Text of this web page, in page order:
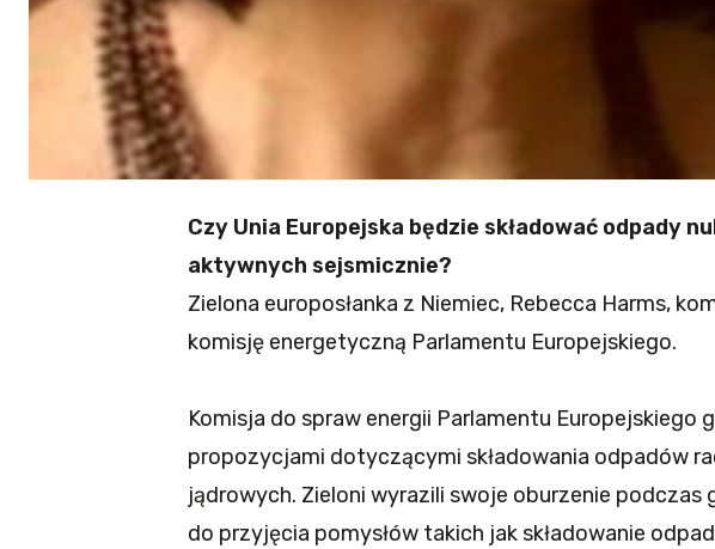
Czy Unia Europejska będzie składować odpady
aktywnych sejsmicznie?
Zielona europosłanka z Niemiec, Rebecca Harms,
komisję energetyczną Parlamentu Europejskiego.
Komisja do spraw energii Parlamentu Europejskiego
propozycjami dotyczącymi składowania odpadów
jądrowych. Zieloni wyrazili swoje oburzenie podczas
do przyjęcia pomysłów takich jak składowanie